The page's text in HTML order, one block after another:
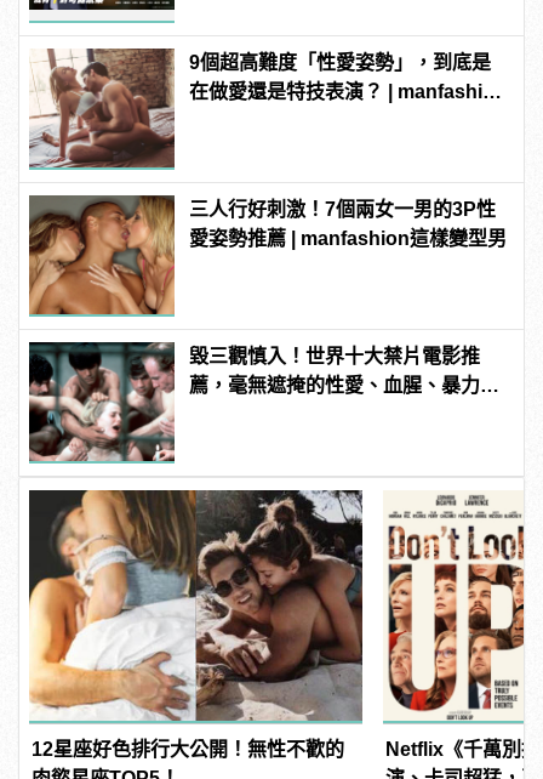
9個超高難度「性愛姿勢」，到底是
在做愛還是特技表演？ | manfashion
三人行好刺激！7個兩女一男的3P性
愛姿勢推薦 | manfashion這樣變型男
毀三觀慎入！世界十大禁片電影推
薦，毫無遮掩的性愛、血腥、暴力、
12星座好色排行大公開！無性不歡的
Netflix《千萬別